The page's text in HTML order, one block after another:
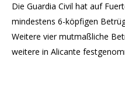
Die Guardia Civil hat auf
mindestens 6-köpfigen
Weitere vier mutmaßliche
weitere in Alicante